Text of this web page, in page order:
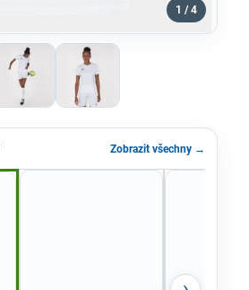
1 / 4
Zobrazit všechny →